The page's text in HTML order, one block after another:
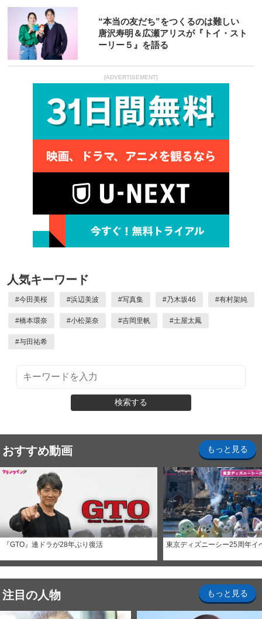
“本当の友だち”をつくるのは難しい
唐沢寿明＆広瀬アリスが『トイ・スト
ーリー５』を語る
[ADVERTISEMENT]
人気キーワード
#今田美桜 #浜辺美波 #写真集 #乃木坂46 #有村架純
#橋本環奈 #小松菜奈 #吉岡里帆 #土屋太鳳
#与田祐希
検索する
おすすめ動画 もっと見る
『GTO』連ドラが28年ぶり復活 東京ディズニーシー25周年イ
注目の人物 もっと見る